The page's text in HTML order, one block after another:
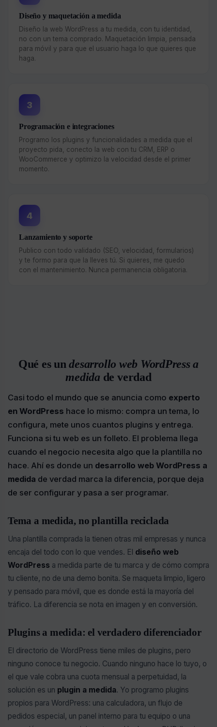
Diseño y maquetación a medida
Diseño la web WordPress a tu medida, con tu identidad,
no con un tema comprado. Maquetación limpia, pensada
para móvil y para que el usuario haga lo que quieres que
haga.
3
Programación e integraciones
Programo los plugins y funcionalidades a medida que el
proyecto pida, conecto la web con tu CRM, ERP o
WooCommerce y optimizo la velocidad desde el primer
momento.
4
Lanzamiento y soporte
Publico con todo validado (SEO, velocidad, formularios)
y te formo para que la lleves tú. Si quieres, me quedo
con el mantenimiento. Nunca permanencia obligatoria.
Qué es undesarrollo web WordPress a
medida de verdad
Casi todo el mundo que se anuncia como experto
en WordPress hace lo mismo: compra un tema, lo
configura, mete unos cuantos plugins y entrega.
Funciona si tu web es un folleto. El problema llega
cuando el negocio necesita algo que la plantilla no
hace. Ahí es donde un desarrollo web WordPress a
medida de verdad marca la diferencia, porque deja
de ser configurar y pasa a ser programar.
Tema a medida, no plantilla reciclada
Una plantilla comprada la tienen otras mil empresas y nunca
encaja del todo con lo que vendes. El diseño web
WordPress a medida parte de tu marca y de cómo compra
tu cliente, no de una demo bonita. Se maqueta limpio, ligero
y pensado para móvil, que es donde está la mayoría del
tráfico. La diferencia se nota en imagen y en conversión.
Plugins a medida: el verdadero diferenciador
El directorio de WordPress tiene miles de plugins, pero
ninguno conoce tu negocio. Cuando ninguno hace lo tuyo, o
el que vale cobra una cuota mensual a perpetuidad, la
solución es un plugin a medida. Yo programo plugins
propios para WordPress: una calculadora, un flujo de
pedidos especial, un panel interno para tu equipo o una